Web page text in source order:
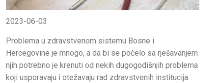
2023-06-03
Problema u zdravstvenom sistemu Bosne i
Hercegovine je mnogo, a da bi se počelo sa rješavanjem
njih potrebno je krenuti od nekih dugogodišnjih problema
koji usporavaju i otežavaju rad zdravstvenih institucija.